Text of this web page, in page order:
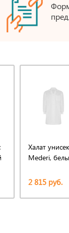
Халат
Mederi,
2 815 руб.